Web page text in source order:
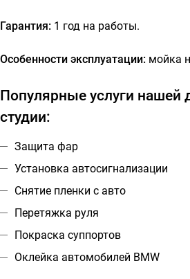
Гарантия: 1 год на работы.
Особенности эксплуатации: мойка
Популярные услуги нашей
студии:
Защита фар
Установка автосигнализации
Снятие пленки с авто
Перетяжка руля
Покраска суппортов
Оклейка автомобилей BMW